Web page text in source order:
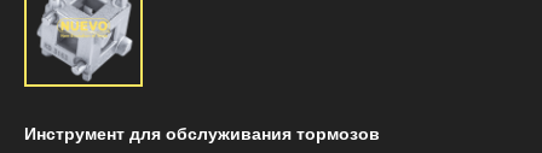
Инструмент для обслуживания тормозов